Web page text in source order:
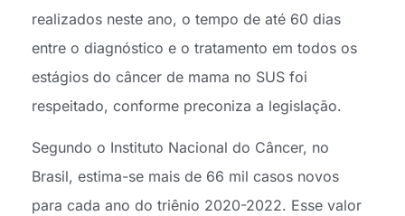
realizados neste ano, o tempo de até 60 dias
entre o diagnóstico e o tratamento em todos os
estágios do câncer de mama no SUS foi
respeitado, conforme preconiza a legislação.
Segundo o Instituto Nacional do Câncer, no
Brasil, estima-se mais de 66 mil casos novos
para cada ano do triênio 2020-2022. Esse valor